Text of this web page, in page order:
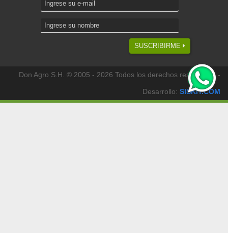
SUSCRIBIRME
Don Agro S.H. © 2005 - 2026 Todos los derechos reservados -
Desarrollo: SISKIT.COM